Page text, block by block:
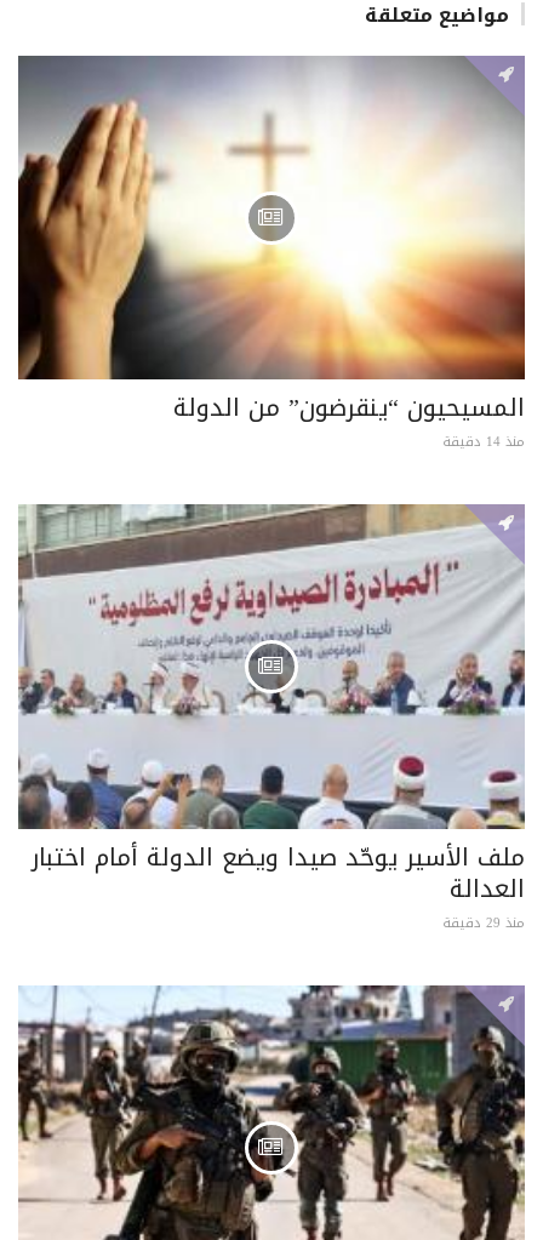
مواضيع متعلقة
المسيحيون “ينقرضون” من الدولة
منذ 14 دقيقة
ملف الأسير يوحّد صيدا ويضع الدولة أمام اختبار
العدالة
منذ 29 دقيقة